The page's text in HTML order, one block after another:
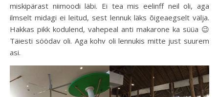
miskipärast niimoodi läbi. Ei tea mis eelinff neil oli, aga
ilmselt midagi ei leitud, sest lennuk läks õigeaegselt välja.
Hakkas pikk kodulend, vahepeal anti makarone ka süüa 😉
Täiesti söödav oli. Aga kohv oli lennukis mitte just suurem
asi.